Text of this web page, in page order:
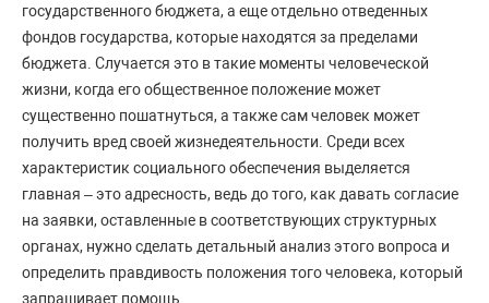
государственного бюджета, а еще отдельно отведенных
фондов государства, которые находятся за пределами
бюджета. Случается это в такие моменты человеческой
жизни, когда его общественное положение может
существенно пошатнуться, а также сам человек может
получить вред своей жизнедеятельности. Среди всех
характеристик социального обеспечения выделяется
главная – это адресность, ведь до того, как давать согласие
на заявки, оставленные в соответствующих структурных
органах, нужно сделать детальный анализ этого вопроса и
определить правдивость положения того человека, который
запрашивает помощь.